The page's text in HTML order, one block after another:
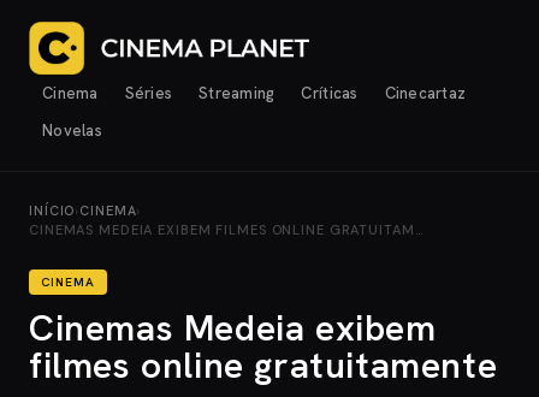
Cinema Séries Streaming Críticas
Cinecartaz
Novelas
INÍCIO› CINEMA›
CINEMAS MEDEIA EXIBEM FILMES ONLINE GRATUITAM…
CINEMA
Cinemas Medeia exibem
filmes online gratuitamente